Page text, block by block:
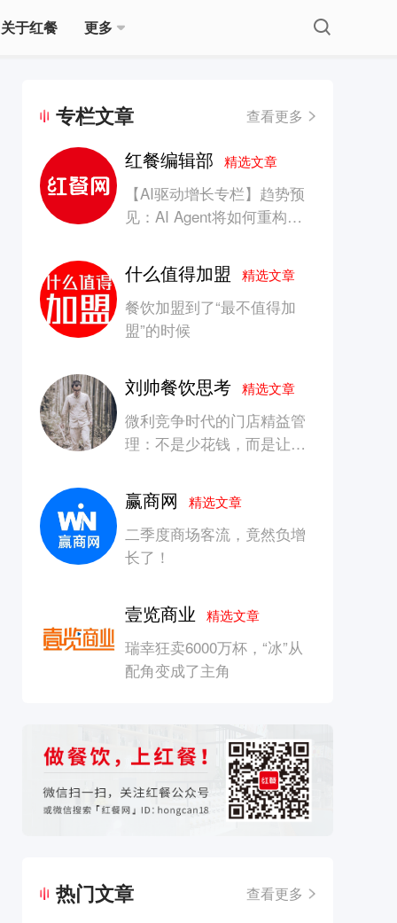
关于红餐 更多
专栏文章 查看更多
红餐编辑部精选文章
【AI驱动增长专栏】趋势预
见：AI Agent将如何重构消
什么值得加盟精选文章
餐饮加盟到了“最不值得加
盟”的时候
刘帅餐饮思考精选文章
微利竞争时代的门店精益管
理：不是少花钱，而是让每
赢商网精选文章
二季度商场客流，竟然负增
长了！
壹览商业精选文章
瑞幸狂卖6000万杯，“冰”从
配角变成了主角
热门文章 查看更多